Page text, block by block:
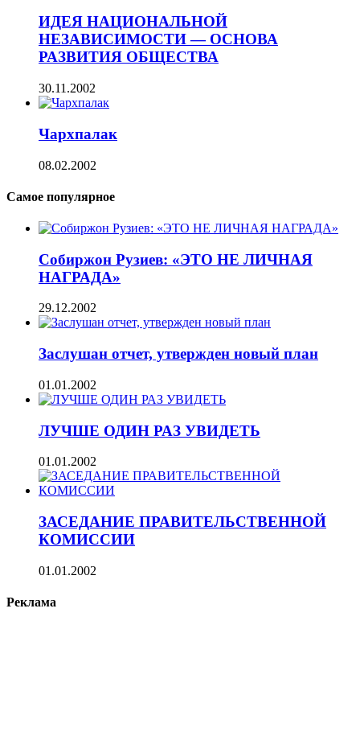
ИДЕЯ НАЦИОНАЛЬНОЙ
НЕЗАВИСИМОСТИ — ОСНОВА
РАЗВИТИЯ ОБЩЕСТВА
30.11.2002
Чархпалак
08.02.2002
Самое популярное
Собиржон Рузиев: «ЭТО НЕ ЛИЧНАЯ
НАГРАДА»
29.12.2002
Заслушан отчет, утвержден новый план
01.01.2002
ЛУЧШЕ ОДИН РАЗ УВИДЕТЬ
01.01.2002
ЗАСЕДАНИЕ ПРАВИТЕЛЬСТВЕННОЙ
КОМИССИИ
01.01.2002
Реклама